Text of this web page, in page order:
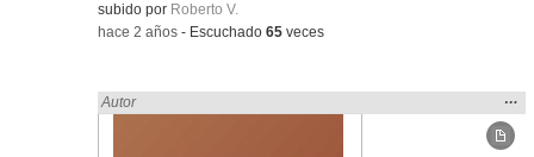
Contenido educativo.
subido por Roberto V.
-hace 2 años - Escuchado65 veces
Encontrado «LENGUA CASTELLANA» en:
Autor
la
…